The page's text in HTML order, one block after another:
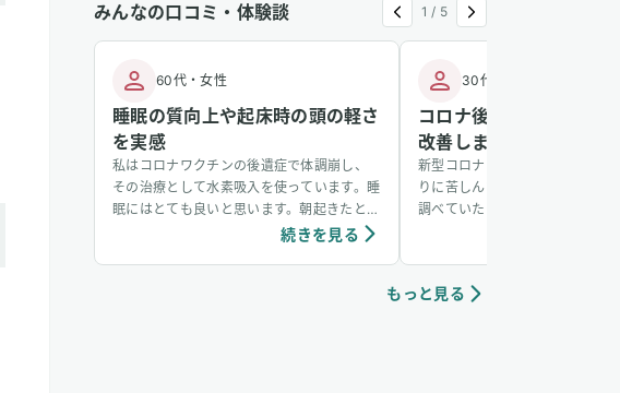
みんなの口コミ・体験談 1 / 5
60代・女性
睡眠の質向上や起床時の頭の軽さ
を実感
私はコロナワクチンの後遺症で体調崩し、
その治療として水素吸入を使っています。睡
眠にはとても良いと思います。朝起きたと
き、頭がいくらか軽くなる感じです。
続きを見る
30代
コロナ後遺症の咳が1週
改善しました
新型コロナにかかり、後遺症で
りに苦しんでいました。なんと
調べていたところ水素吸入を見
供がいて授乳期だったというこ
もっと見る